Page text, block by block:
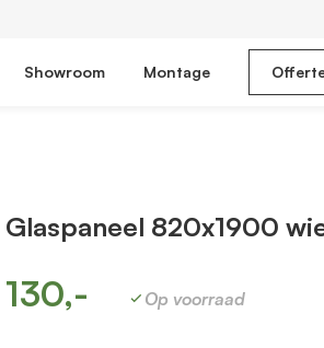
Showroom Montage
Glaspaneel 820x1900
130,- Op voorraad